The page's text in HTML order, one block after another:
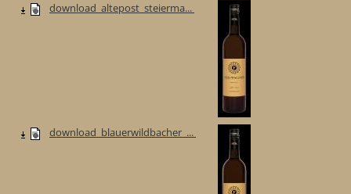
download_altepost_steierma...
download_blauerwildbacher_...